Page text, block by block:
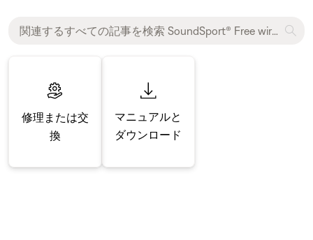
修理または交
換
マニュアルと
ダウンロード